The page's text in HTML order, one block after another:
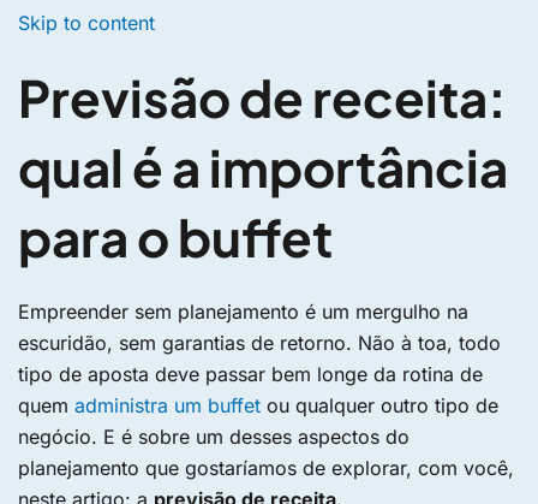
Skip to content
Previsão de receita:
qual é a importância
para o buffet
Empreender sem planejamento é um mergulho na
escuridão, sem garantias de retorno. Não à toa, todo
tipo de aposta deve passar bem longe da rotina de
quem administra um buffet ou qualquer outro tipo de
negócio. E é sobre um desses aspectos do
planejamento que gostaríamos de explorar, com você,
neste artigo: a previsão de receita.